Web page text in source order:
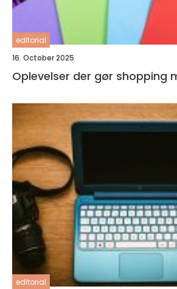
editorial
16. October 2025
Oplevelser der gør shopping
editorial